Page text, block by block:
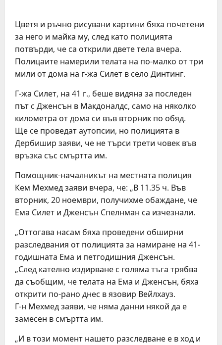
Цветя и ръчно рисувани картини бяха почетени
за него и майка му, след като полицията
потвърди, че са открили двете тела вчера.
Полицаите намерили телата на по-малко от три
мили от дома на г-жа Силет в село Динтинг.
Г-жа Силет, на 41 г., беше видяна за последен
път с Дженсън в Макдоналдс, само на няколко
километра от дома си във вторник по обяд.
Ще се проведат аутопсии, но полицията в
Дербишир заяви, че не търси трети човек във
връзка със смъртта им.
Помощник-началникът на местната полиция
Кем Мехмед заяви вчера, че: „В 11.35 ч. Във
вторник, 20 ноември, получихме обаждане, че
Ема Силет и Дженсън Спелнман са изчезнали.
„Оттогава насам бяха проведени обширни
разследвания от полицията за намиране на 41-
годишната Ема и петгодишния Дженсън.
„След кателно издирване с голяма тъга трябва
да съобщим, че телата на Ема и Дженсън, бяха
открити по-рано днес в язовир Вейлхауз.
Г-н Мехмед заяви, че няма данни някой да е
замесен в смъртта им.
„И в този момент нашето разследване е в ход и